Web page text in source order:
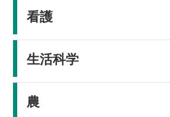
看護
生活科学
農